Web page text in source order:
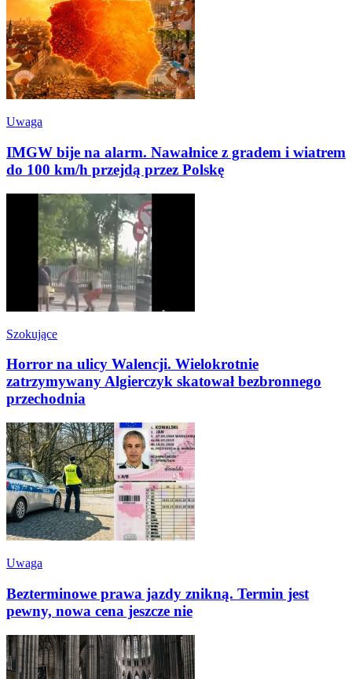
Uwaga
IMGW bije na alarm. Nawałnice z gradem i wiatrem
do 100 km/h przejdą przez Polskę
Szokujące
Horror na ulicy Walencji. Wielokrotnie
zatrzymywany Algierczyk skatował bezbronnego
przechodnia
Uwaga
Bezterminowe prawa jazdy znikną. Termin jest
pewny, nowa cena jeszcze nie